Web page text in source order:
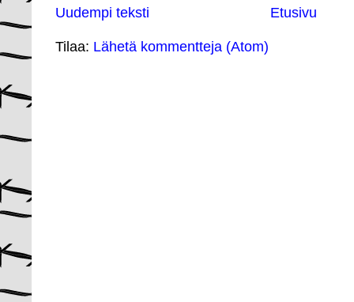
Uudempi teksti Etusivu
Tilaa: Lähetä kommentteja (Atom)